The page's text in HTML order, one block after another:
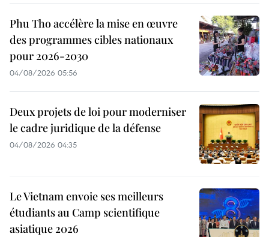
Phu Tho accélère la mise en œuvre
des programmes cibles nationaux
pour 2026-2030
04/08/2026 05:56
Deux projets de loi pour moderniser
le cadre juridique de la défense
04/08/2026 04:35
Le Vietnam envoie ses meilleurs
étudiants au Camp scientifique
asiatique 2026